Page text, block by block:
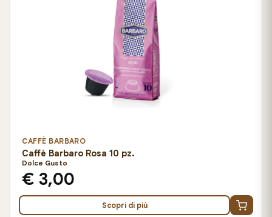
CAFFÈ BARBARO
Caffè Barbaro Rosa 10 pz.
Dolce Gusto
€ 3,00
Scopri di più